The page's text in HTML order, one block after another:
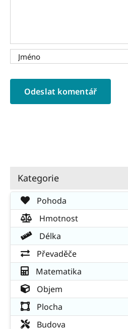
Kategorie
Pohoda
Hmotnost
Délka
Převaděče
Matematika
Objem
Plocha
Budova